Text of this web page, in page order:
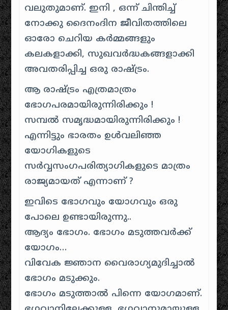
വലുതുമാണ്. ഇനി , ഒന്ന് ചിന്തിച്ച്
നോക്കു ദൈനംദിന ജീവിതത്തിലെ
ഓരോ ചെറിയ കർമ്മങ്ങളും
കലകളാക്കി, സുഖവർദ്ധകങ്ങളാക്കി
അവതരിപ്പിച്ച ഒരു രാഷ്ട്രം.
ആ രാഷ്ട്രം എത്രമാത്രം
ഭോഗപരമായിരുന്നിരിക്കും !
സമ്പൽ സമൃദ്ധമായിരുന്നിരിക്കും !
എന്നിട്ടും ഭാരതം ഉൾവലിഞ്ഞ
യോഗികളുടെ
സർവ്വസംഗപരിത്യാഗികളുടെ മാത്രം
രാജ്യമായത് എന്നാണ് ?
ഇവിടെ ഭോഗവും യോഗവും ഒരു
പോലെ ഉണ്ടായിരുന്നു..
ആദ്യം ഭോഗം. ഭോഗം മടുത്തവർക്ക്
യോഗം…
വിവേക ജ്ഞാന വൈരാഗ്യമുദിച്ചാൽ
ഭോഗം മടുക്കും.
ഭോഗം മടുത്താൽ പിന്നെ യോഗമാണ്.